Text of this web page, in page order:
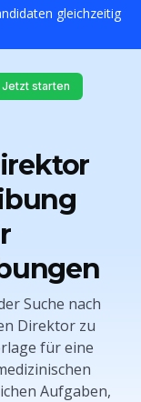
gleichzeitig
Jetzt starten
Suche nach
Direktor zu
für eine
Aufgaben,